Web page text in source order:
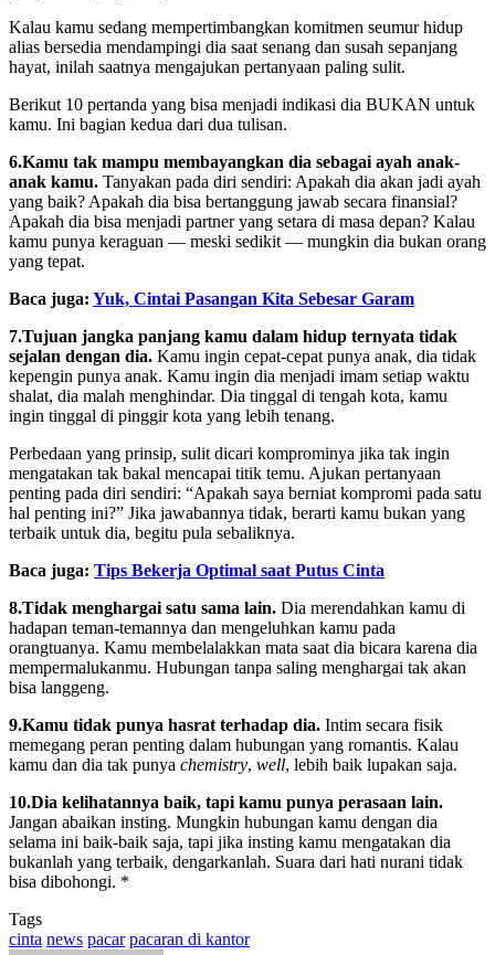
Kalau kamu sedang mempertimbangkan komitmen seumur hidup
alias bersedia mendampingi dia saat senang dan susah sepanjang
hayat, inilah saatnya mengajukan pertanyaan paling sulit.
Berikut 10 pertanda yang bisa menjadi indikasi dia BUKAN untuk
kamu. Ini bagian kedua dari dua tulisan.
6.Kamu tak mampu membayangkan dia sebagai ayah anak-
anak kamu. Tanyakan pada diri sendiri: Apakah dia akan jadi ayah
yang baik? Apakah dia bisa bertanggung jawab secara finansial?
Apakah dia bisa menjadi partner yang setara di masa depan? Kalau
kamu punya keraguan — meski sedikit — mungkin dia bukan orang
yang tepat.
Baca juga: Yuk, Cintai Pasangan Kita Sebesar Garam
7.Tujuan jangka panjang kamu dalam hidup ternyata tidak
sejalan dengan dia. Kamu ingin cepat-cepat punya anak, dia tidak
kepengin punya anak. Kamu ingin dia menjadi imam setiap waktu
shalat, dia malah menghindar. Dia tinggal di tengah kota, kamu
ingin tinggal di pinggir kota yang lebih tenang.
Perbedaan yang prinsip, sulit dicari komprominya jika tak ingin
mengatakan tak bakal mencapai titik temu. Ajukan pertanyaan
penting pada diri sendiri: “Apakah saya berniat kompromi pada satu
hal penting ini?” Jika jawabannya tidak, berarti kamu bukan yang
terbaik untuk dia, begitu pula sebaliknya.
Baca juga: Tips Bekerja Optimal saat Putus Cinta
8.Tidak menghargai satu sama lain. Dia merendahkan kamu di
hadapan teman-temannya dan mengeluhkan kamu pada
orangtuanya. Kamu membelalakkan mata saat dia bicara karena dia
mempermalukanmu. Hubungan tanpa saling menghargai tak akan
bisa langgeng.
9.Kamu tidak punya hasrat terhadap dia. Intim secara fisik
memegang peran penting dalam hubungan yang romantis. Kalau
kamu dan dia tak punya chemistry, well, lebih baik lupakan saja.
10.Dia kelihatannya baik, tapi kamu punya perasaan lain.
Jangan abaikan insting. Mungkin hubungan kamu dengan dia
selama ini baik-baik saja, tapi jika insting kamu mengatakan dia
bukanlah yang terbaik, dengarkanlah. Suara dari hati nurani tidak
bisa dibohongi. *
Tags
cinta news pacar pacaran di kantor